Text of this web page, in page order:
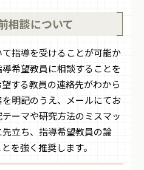
相談について
指導を受けることが可能か
希望教員に相談することを
する教員の連絡先がわから
明記のうえ、メールにてお
ーマや研究方法のミスマッ
立ち、指導希望教員の論
を強く推奨します。